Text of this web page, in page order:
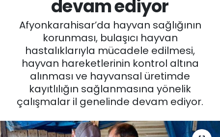
devam ediyor
Afyonkarahisar’da hayvan sağlığının
korunması, bulaşıcı hayvan
hastalıklarıyla mücadele edilmesi,
hayvan hareketlerinin kontrol altına
alınması ve hayvansal üretimde
kayıtlılığın sağlanmasına yönelik
çalışmalar il genelinde devam ediyor.
SİYASET
EĞİTİM
MAGAZİN
SAĞLIK
SPOR
Tüm Manşetler
Son Dakika Haberleri
Haber Arşivi